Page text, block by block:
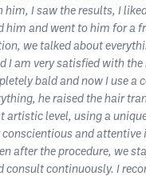
him, I saw the results, I
him and went to him for a
we talked about
I am very satisfied with the
bald and now I use a
he raised the hair
artistic level, using a
conscientious and attentive
after the procedure, we
consult continuously. I